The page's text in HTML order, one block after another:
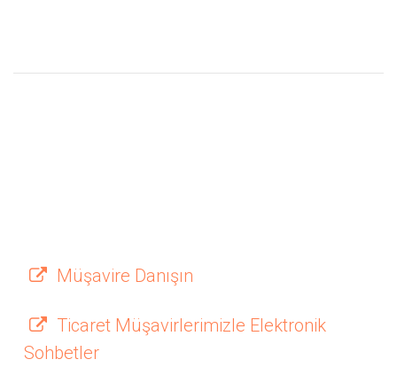
Müşavire Danışın
Ticaret Müşavirlerimizle Elektronik
Sohbetler